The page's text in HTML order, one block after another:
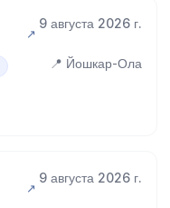
9 августа 2026 г.
📍 Йошкар-Ола
9 августа 2026 г.